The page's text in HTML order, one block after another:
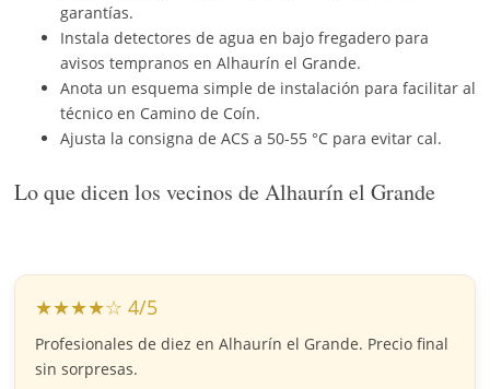
garantías.
Instala detectores de agua en bajo fregadero para
avisos tempranos en Alhaurín el Grande.
Anota un esquema simple de instalación para facilitar al
técnico en Camino de Coín.
Ajusta la consigna de ACS a 50-55 °C para evitar cal.
Lo que dicen los vecinos de Alhaurín el Grande
★★★★☆ 4/5
Profesionales de diez en Alhaurín el Grande. Precio final
sin sorpresas.